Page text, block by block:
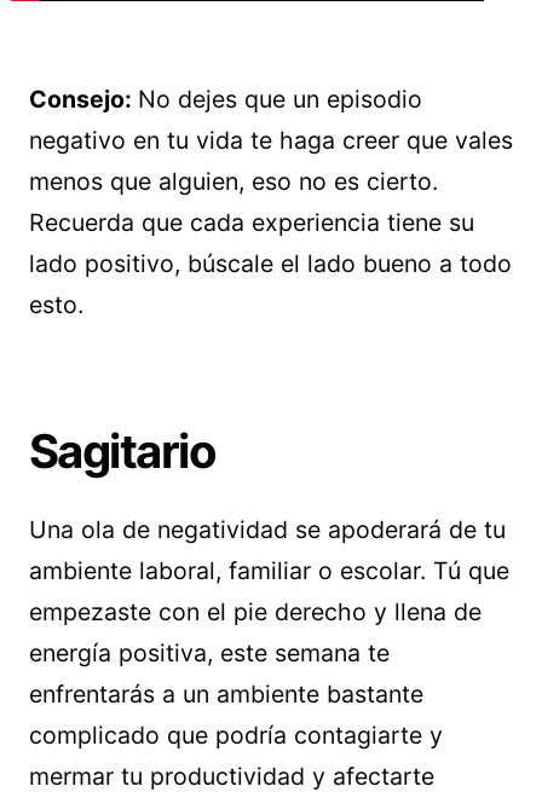
Consejo: No dejes que un episodio
negativo en tu vida te haga creer que vales
menos que alguien, eso no es cierto.
Recuerda que cada experiencia tiene su
lado positivo, búscale el lado bueno a todo
esto.
Sagitario
Una ola de negatividad se apoderará de tu
ambiente laboral, familiar o escolar. Tú que
empezaste con el pie derecho y llena de
energía positiva, este semana te
enfrentarás a un ambiente bastante
complicado que podría contagiarte y
mermar tu productividad y afectarte